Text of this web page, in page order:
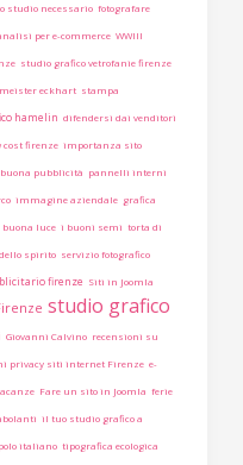
studio necessario fotografare
per e-commerce WWIII
studio grafico vetrofanie firenze
meister eckhart stampa
hamelin difendersi dai venditori
cost firenze importanza sito
pubblicità pannelli interni
immagine aziendale grafica
buona luce i buoni semi torta di
spirito servizio fotografico
firenze Siti in Joomla
studio grafico
Giovanni Calvino recensioni su
privacy siti internet Firenze e-
Fare un sito in Joomla ferie
il tuo studio grafico a
italiano tipografica ecologica